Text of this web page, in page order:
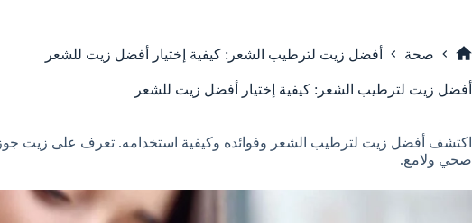
صحة أفضل زيت لترطيب الشعر: كيفية إختيار أفضل زيت للشعر
أفضل زيت لترطيب الشعر: كيفية إختيار أفضل زيت للشعر
اكتشف أفضل زيت لترطيب الشعر وفوائده وكيفية استخدامه. تعرف على زيت جوز
صحي ولامع.